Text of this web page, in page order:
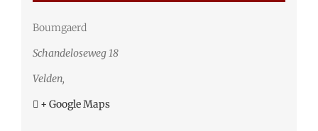
Boumgaerd
Schandeloseweg 18
Velden,
+ Google Maps